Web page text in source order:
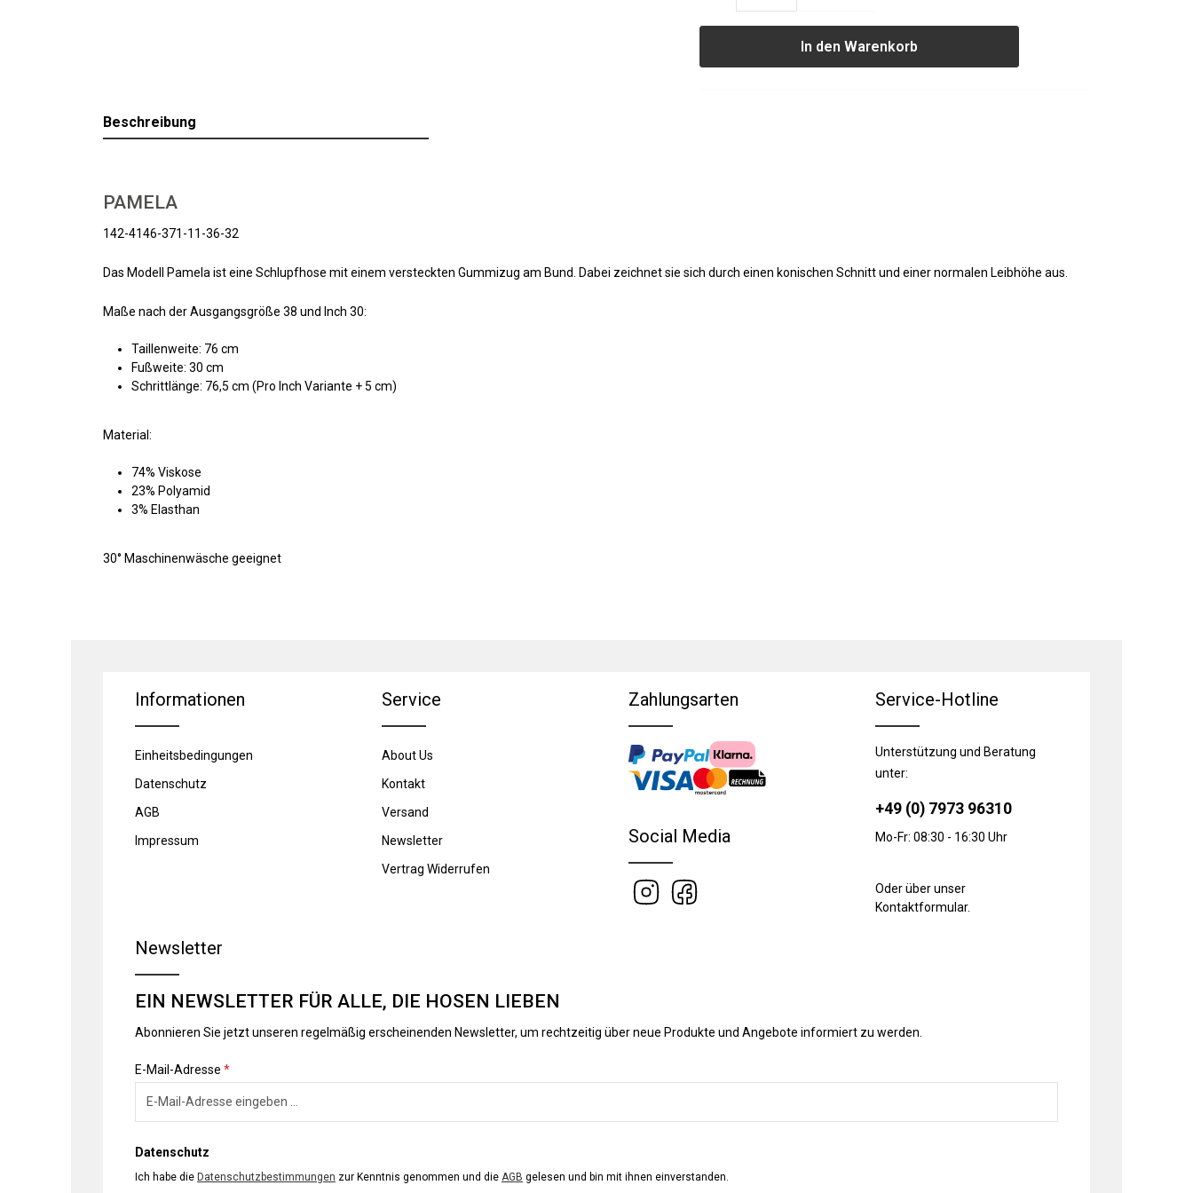
In den Warenkorb
Beschreibung
PAMELA
142-4146-371-11-36-32
Das Modell Pamela ist eine Schlupfhose mit einem versteckten Gummizug am Bund. Dabei zeichnet sie sich durch einen konischen Schnitt und einer normalen Leibhöhe aus.
Maße nach der Ausgangsgröße 38 und Inch 30:
Taillenweite: 76 cm
Fußweite: 30 cm
Schrittlänge: 76,5 cm (Pro Inch Variante + 5 cm)
Material:
74% Viskose
23% Polyamid
3% Elasthan
30° Maschinenwäsche geeignet
Informationen
Einheitsbedingungen
Datenschutz
AGB
Impressum
Service
About Us
Kontakt
Versand
Newsletter
Vertrag Widerrufen
Zahlungsarten
Social Media
Service-Hotline
Unterstützung und Beratung
unter:
+49 (0) 7973 96310
Mo-Fr: 08:30 - 16:30 Uhr
Oder über unser
Kontaktformular.
Newsletter
EIN NEWSLETTER FÜR ALLE, DIE HOSEN LIEBEN
Abonnieren Sie jetzt unseren regelmäßig erscheinenden Newsletter, um rechtzeitig über neue Produkte und Angebote informiert zu werden.
E-Mail-Adresse *
Datenschutz
Ich habe die Datenschutzbestimmungen zur Kenntnis genommen und die AGB gelesen und bin mit ihnen einverstanden.